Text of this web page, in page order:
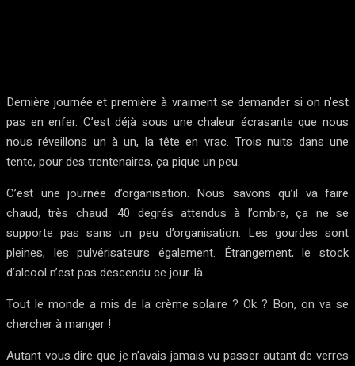
Dernière journée et première à vraiment se demander si on n’est
pas en enfer. C’est déjà sous une chaleur écrasante que nous
nous réveillons un à un, la tête en vrac. Trois nuits dans une
tente, pour des trentenaires, ça pique un peu.
C’est une journée d’organisation. Nous savons qu’il va faire
chaud, très chaud. 40 degrés attendus à l’ombre, ça ne se
supporte pas sans un peu d’organisation. Les gourdes sont
pleines, les pulvérisateurs également. Étrangement, le stock
d’alcool n’est pas descendu ce jour-là.
Tout le monde a mis de la crème solaire ? Ok ? Bon, on va se
chercher à manger !
Autant vous dire que je n’avais jamais vu passer autant de verres